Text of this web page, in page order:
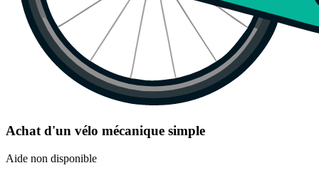
Achat d'un vélo mécanique simple
Aide non disponible